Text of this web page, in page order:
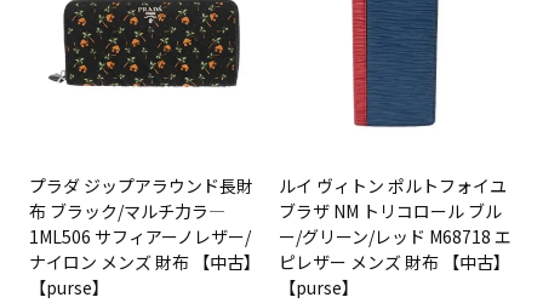
プラダ ジップアラウンド長財
布 ブラック/マルチ力ラ―
1ML506 サフィアーノレザー/
ナイロン メンズ 財布 【中古】
【purse】
ルイ ヴィトン ポルトフォイユ
ブラザ NM トリコロール ブル
ー/グリーン/レッド M68718 エ
ピレザー メンズ 財布 【中古】
【purse】